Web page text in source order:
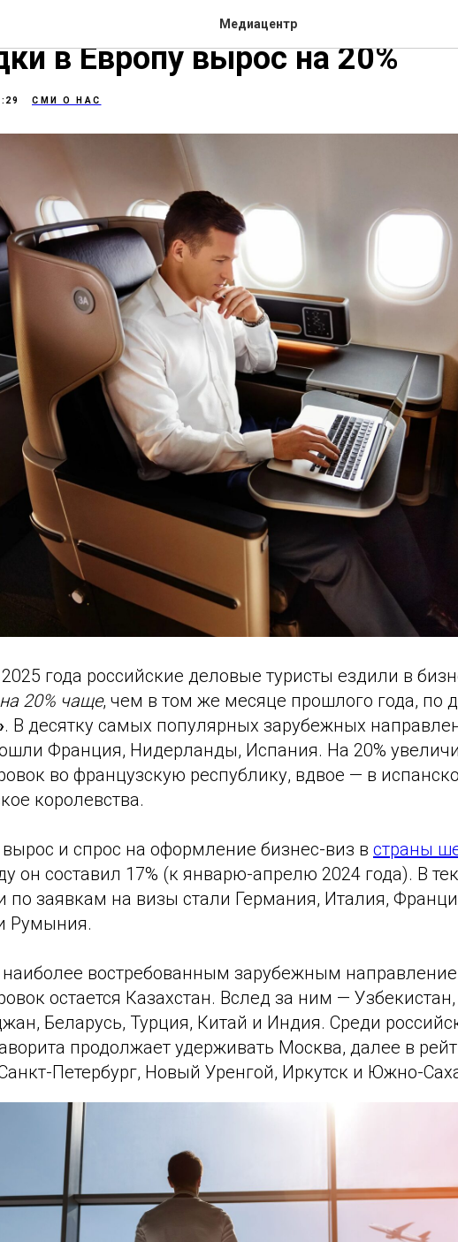
Медиацентр
Business Travel: Спрос на
в Европу вырос на 20%
СМИ О НАС
года российские деловые туристы ездили в
на 20% чаще, чем в том же месяце прошлого года, по
. В десятку самых популярных зарубежных
Франция, Нидерланды, Испания. На 20%
во французскую республику, вдвое — в
королевства.
и спрос на оформление бизнес-виз в страны
он составил 17% (к январю-апрелю 2024 года). В
по заявкам на визы стали Германия, Италия,
Румыния.
востребованным зарубежным
остается Казахстан. Вслед за ним —
Беларусь, Турция, Китай и Индия. Среди
продолжает удерживать Москва, далее в
Петербург, Новый Уренгой, Иркутск и Южно-